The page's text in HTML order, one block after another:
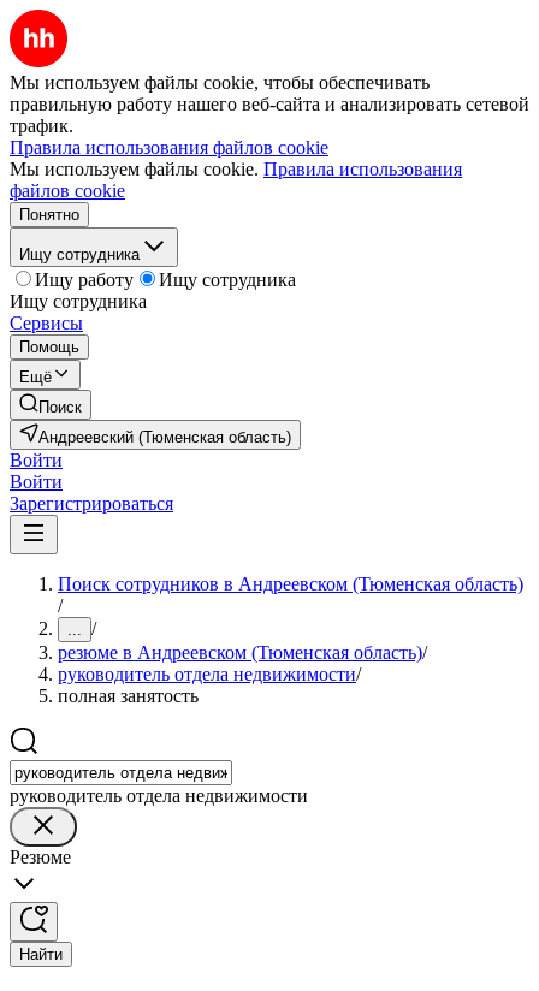
Мы используем файлы cookie, чтобы обеспечивать
правильную работу нашего веб-сайта и анализировать сетевой
трафик.
Правила использования файлов cookie
Мы используем файлы cookie. Правила использования
файлов cookie
Понятно
Ищу сотрудника
Ищу работу
Ищу сотрудника
Ищу сотрудника
Сервисы
Помощь
Ещё
Поиск
Андреевский (Тюменская область)
Войти
Войти
Зарегистрироваться
Поиск сотрудников в Андреевском (Тюменская область)
/
... /
резюме в Андреевском (Тюменская область)/
руководитель отдела недвижимости/
полная занятость
руководитель отдела недвижимости
Резюме
Найти